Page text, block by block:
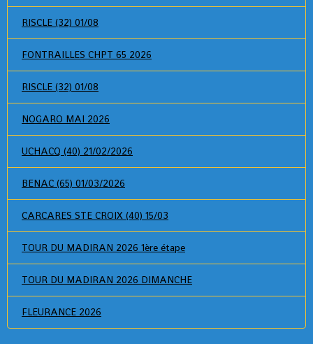
RISCLE (32) 01/08
FONTRAILLES CHPT 65 2026
RISCLE (32) 01/08
NOGARO MAI 2026
UCHACQ (40) 21/02/2026
BENAC (65) 01/03/2026
CARCARES STE CROIX (40) 15/03
TOUR DU MADIRAN 2026 1ère étape
TOUR DU MADIRAN 2026 DIMANCHE
FLEURANCE 2026